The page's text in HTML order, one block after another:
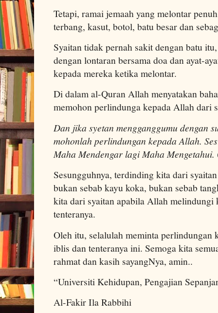
Tetapi, ramai jemaah yang melontar
terbang, kasut, botol, batu besar dan
Syaitan tidak pernah sakit dengan batu
dengan lontaran bersama doa dan ayat-
kepada mereka ketika melontar.
Di dalam al-Quran Allah menyatakan
memohon perlindunga kepada Allah dari
Dan jika syetan mengganggumu dengan
mohonlah perlindungan kepada Allah.
Maha Mendengar lagi Maha Mengetahui.
Sesungguhnya, terdinding kita dari
bukan sebab kayu koka, bukan sebab
kita dari syaitan apabila Allah melindungi
tenteranya.
Oleh itu, selalulah meminta perlindungan
iblis dan tenteranya ini. Semoga kita
rahmat dan kasih sayangNya, amin..
“Universiti Kehidupan, Pengajian
Al-Fakir Ila Rabbihi